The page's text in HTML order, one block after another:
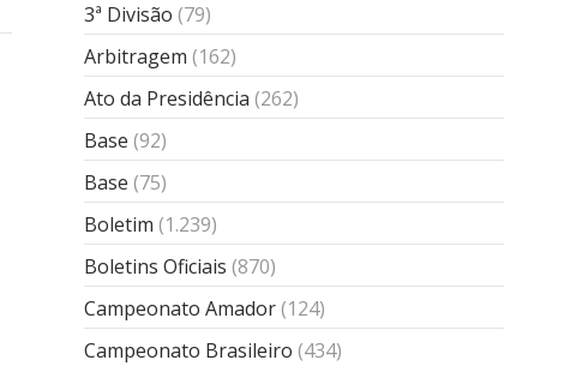
3ª Divisão (79)
Arbitragem (162)
Ato da Presidência (262)
Base (92)
Base (75)
Boletim (1.239)
Boletins Oficiais (870)
Campeonato Amador(124)
Campeonato Brasileiro (434)